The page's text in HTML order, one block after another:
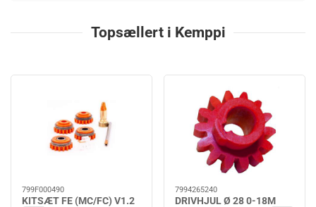
Topsællert i Kemppi
799F000490
KITSÆT FE (MC/FC) V1.2
7994265240
DRIVHJUL Ø 28 0-18M